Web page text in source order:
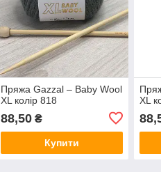
Пряжа Gazzal – Baby Wool
XL колір 818
88,50₴
Купити
XL